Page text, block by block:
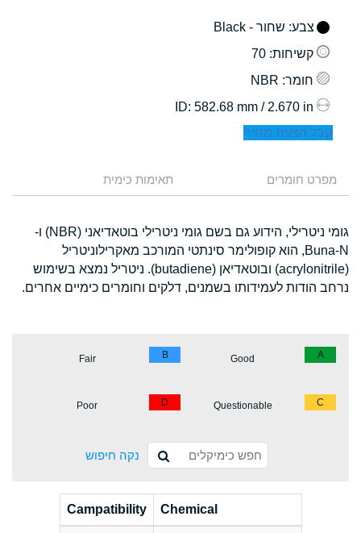
צבע: שחור - Black
קשיחות: 70
חומר: NBR
: 582.68 mm / 2.670 in
קבל הצעת מחיר
מפרט חומרים תאימות כימית
גומי ניטרילי, הידוע גם בשם גומי ניטרילי בוטאדיאני (NBR) ו-
Buna-N, הוא קופולימר סינתטי המורכב מאקרילוניטריל
(acrylonitrile) ובוטאדיאן (butadiene). ניטריל נמצא בשימוש
נרחב הודות לעמידותו בשמנים, דלקים וחומרים כימיים אחרים.
A
Good
B
Fair
C
Questionable
D
Poor
נקה חיפוש
Chemical
Campatibility